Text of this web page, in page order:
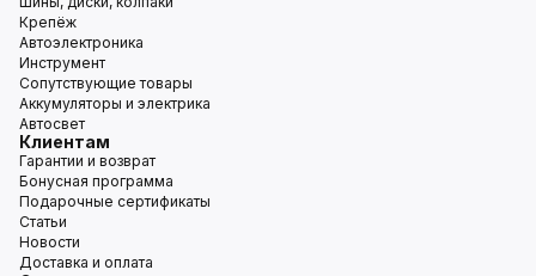
Крепёж
Автоэлектроника
Инструмент
Сопутствующие товары
Аккумуляторы и электрика
Автосвет
Клиентам
Гарантии и возврат
Бонусная программа
Подарочные сертификаты
Статьи
Новости
Доставка и оплата